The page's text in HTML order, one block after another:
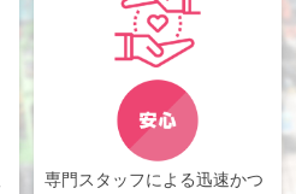
専門スタッフによる迅速かつ